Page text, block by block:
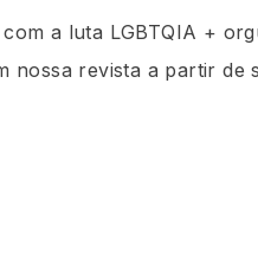
a luta LGBTQIA +
nossa revista a partir de